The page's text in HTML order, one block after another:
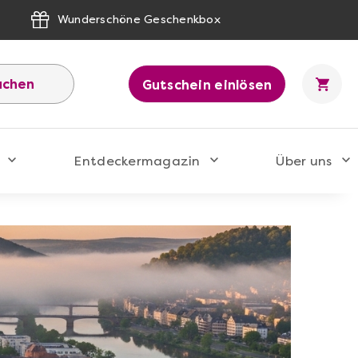
Wunderschöne Geschenkbox
Gutschein einlösen
Entdeckermagazin Über uns